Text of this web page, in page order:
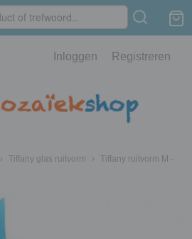
Inloggen Registreren
› Tiffany glas ruitvorm ›
Tiffany ruitvorm M -